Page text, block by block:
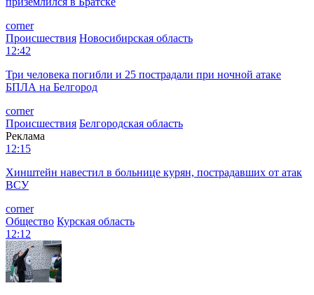
corner
Происшествия Новосибирская область
12:42
Три человека погибли и 25 пострадали при ночной атаке
БПЛА на Белгород
corner
Происшествия Белгородская область
Реклама
12:15
Хинштейн навестил в больнице курян, пострадавших от атак
ВСУ
corner
Общество Курская область
12:12